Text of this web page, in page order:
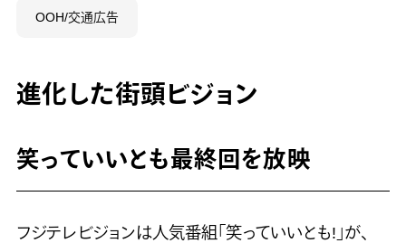
OOH/交通広告
進化した街頭ビジョン
笑っていいとも最終回を放映
フジテレビジョンは人気番組「笑っていいとも!」が、